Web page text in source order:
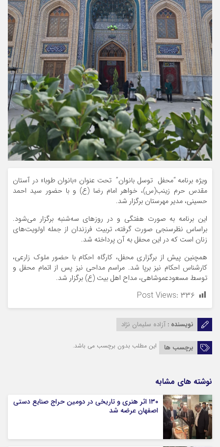
ویژه برنامه “محفل توسل بانوان” تحت عنوان «بانوان طوبا» در آستان
مقدس حرم زینب(س)، خواهر امام رضا (ع) و با حضور سید احمد
حسینی، مدیر مهرستان برگزار شد.
این برنامه به صورت هفتگی و در روزهای سه‌شنبه برگزار می‌شود.
براساس نظرسنجی صورت گرفته، تربیت فرزندان از جمله اولویت‌های
زنان است که در این محفل به آن پرداخته شد.
همچنین پیش از برگزاری محفل، کارگاه احکام با حضور ملوک زارعی،
کارشناس احکام نیز برپا شد. مراسم مداحی نیز پس از اتمام محفل و
توسط مسعودعموشاهی، مداح اهل بیت (ع) برگزار شد.
Post Views: ۳۳۶
نویسنده : آزاده سلیمان نژاد
برچسب ها این مطلب بدون برچسب می باشد.
نوشته های مشابه
۱۳۰ اثر هنری و تاریخی در دومین حراج صنایع دستی
اصفهان عرضه شد